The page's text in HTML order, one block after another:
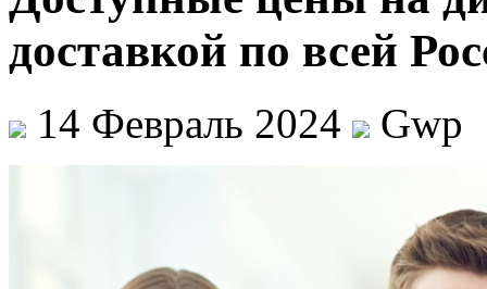
доставкой по всей
14 Февраль 2024 Gwp